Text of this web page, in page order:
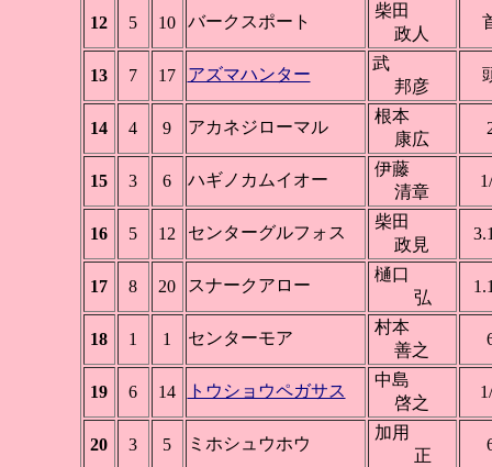
12 5 10 バークスポート
柴田
政人
13 7 17 アズマハンター
武
邦彦
14 4 9 アカネジローマル
根本
康広
15 3 6 ハギノカムイオー
伊藤
清章
16 5 12 センターグルフォス
柴田
政見
17 8 20 スナークアロー
樋口
弘
18 1 1 センターモア
村本
善之
19 6 14 トウショウペガサス
中島
啓之
20 3 5 ミホシュウホウ
加用
正